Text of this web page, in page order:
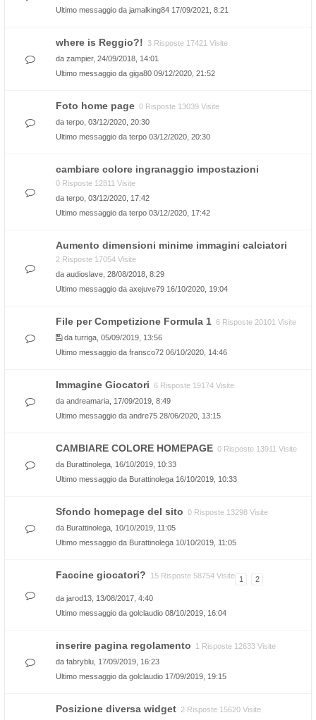
Ultimo messaggio da jamalking84 17/09/2021, 8:21
where is Reggio?! 3 Risposte 17421 Visite
da zampier, 24/09/2018, 14:01
Ultimo messaggio da giga80 09/12/2020, 21:52
Foto home page 0 Risposte 13039 Visite
da terpo , 03/12/2020, 20:30
Ultimo messaggio da terpo 03/12/2020, 20:30
cambiare colore ingranaggio impostazioni
0 Risposte 12811 Visite
da terpo , 03/12/2020, 17:42
Ultimo messaggio da terpo 03/12/2020, 17:42
Aumento dimensioni minime immagini calciatori
2 Risposte 17054 Visite
da audioslave , 28/08/2018, 8:29
Ultimo messaggio da axejuve79 16/10/2020, 19:04
File per Competizione Formula 1 6 Risposte 20101 Visite
da turriga , 05/09/2019, 13:56
Ultimo messaggio da fransco72 06/10/2020, 14:46
Immagine Giocatori 6 Risposte 19174 Visite
da andreamaria , 17/09/2019, 8:49
Ultimo messaggio da andre75 28/06/2020, 13:15
CAMBIARE COLORE HOMEPAGE 0 Risposte 13911 Visite
da Burattinolega , 16/10/2019, 10:33
Ultimo messaggio da Burattinolega 16/10/2019, 10:33
Sfondo homepage del sito 0 Risposte 13298 Visite
da Burattinolega , 10/10/2019, 11:05
Ultimo messaggio da Burattinolega 10/10/2019, 11:05
Faccine giocatori? 15 Risposte 58754 Visite 1 2
da jarod13 , 13/08/2017, 4:40
Ultimo messaggio da golclaudio 08/10/2019, 16:04
inserire pagina regolamento
1 Risposte 12633 Visite
da fabryblu , 17/09/2019, 16:23
Ultimo messaggio da golclaudio 17/09/2019, 19:15
Posizione diversa widget 2 Risposte 15620 Visite